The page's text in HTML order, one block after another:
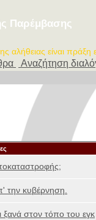
Παρέμβασης
αλήθειας είναι πράξη
Αναζήτηση
την κυβέρνηση.
ξανά στον τόπο του εγκ